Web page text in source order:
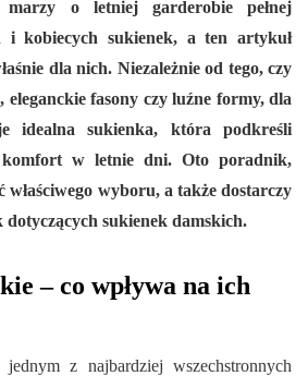
o letniej garderobie pełnej
i kobiecych sukienek, a ten artykuł
dla nich. Niezależnie od tego, czy
eleganckie fasony czy luźne formy, dla
idealna sukienka, która podkreśli
komfort w letnie dni. Oto poradnik,
właściwego wyboru, a także dostarczy
sukienek damskich.
– co wpływa na ich
z najbardziej wszechstronnych